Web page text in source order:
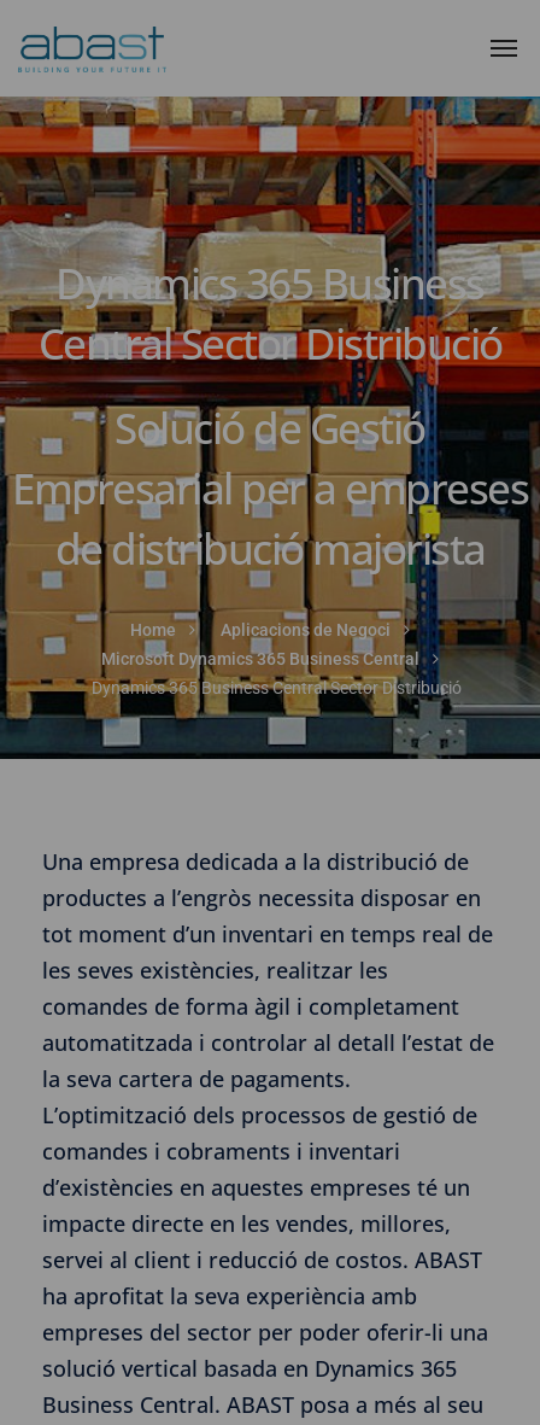
Dynamics 365 Business
Central Sector Distribució
Solució de Gestió
Empresarial per a empreses
de distribució majorista
Home
Aplicacions de Negoci
Microsoft Dynamics 365 Business Central
Dynamics 365 Business Central Sector Distribució
Una empresa dedicada a la distribució de
productes a l’engròs necessita disposar en
tot moment d’un inventari en temps real de
les seves existències, realitzar les
comandes de forma àgil i completament
automatitzada i controlar al detall l’estat de
la seva cartera de pagaments.
L’optimització dels processos de gestió de
comandes i cobraments i inventari
d’existències en aquestes empreses té un
impacte directe en les vendes, millores,
servei al client i reducció de costos. ABAST
ha aprofitat la seva experiència amb
empreses del sector per poder oferir-li una
solució vertical basada en Dynamics 365
Business Central. ABAST posa a més al seu